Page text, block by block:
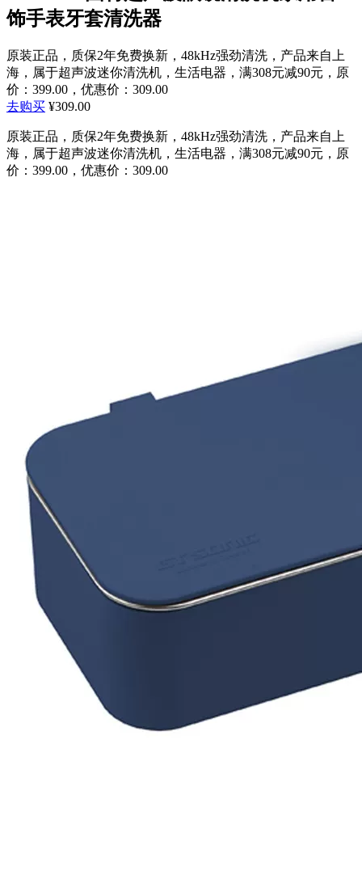
饰手表牙套清洗器
原装正品，质保2年免费换新，48kHz强劲清洗，产品来自上
海，属于超声波迷你清洗机，生活电器，满308元减90元，原
价：399.00，优惠价：309.00
去购买 ¥309.00
原装正品，质保2年免费换新，48kHz强劲清洗，产品来自上
海，属于超声波迷你清洗机，生活电器，满308元减90元，原
价：399.00，优惠价：309.00